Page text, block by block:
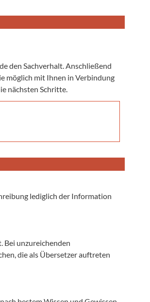
den Sachverhalt. Anschließend
möglich mit Ihnen in Verbindung
nächsten Schritte.
lediglich der Information
Bei unzureichenden
die als Übersetzer auftreten